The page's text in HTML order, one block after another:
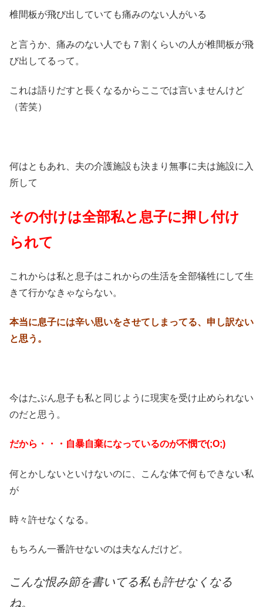
椎間板が飛び出していても痛みのない人がいる
と言うか、痛みのない人でも７割くらいの人が椎間板が飛
び出してるって。
これは語りだすと長くなるからここでは言いませんけど
（苦笑）
何はともあれ、夫の介護施設も決まり無事に夫は施設に入
所して
その付けは全部私と息子に押し付け
られて
これからは私と息子はこれからの生活を全部犠牲にして生
きて行かなきゃならない。
本当に息子には辛い思いをさせてしまってる、申し訳ない
と思う。
今はたぶん息子も私と同じように現実を受け止められない
のだと思う。
だから・・・自暴自棄になっているのが不憫で(;O;)
何とかしないといけないのに、こんな体で何もできない私
が
時々許せなくなる。
もちろん一番許せないのは夫なんだけど。
こんな恨み節を書いてる私も許せなくなる
ね。